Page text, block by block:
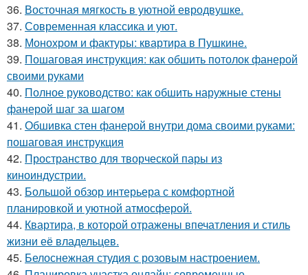
36. Восточная мягкость в уютной евродвушке.
37. Современная классика и уют.
38. Монохром и фактуры: квартира в Пушкине.
39. Пошаговая инструкция: как обшить потолок фанерой
своими руками
40. Полное руководство: как обшить наружные стены
фанерой шаг за шагом
41. Обшивка стен фанерой внутри дома своими руками:
пошаговая инструкция
42. Пространство для творческой пары из
киноиндустрии.
43. Большой обзор интерьера с комфортной
планировкой и уютной атмосферой.
44. Квартира, в которой отражены впечатления и стиль
жизни её владельцев.
45. Белоснежная студия с розовым настроением.